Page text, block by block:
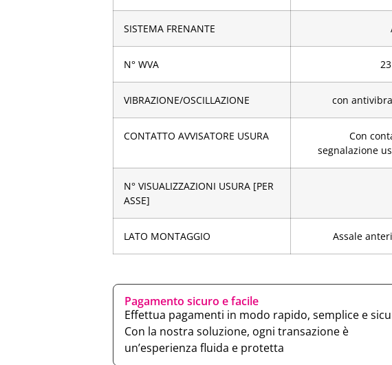
SISTEMA FRENANTE
N° WVA
VIBRAZIONE/OSCILLAZIONE con
CONTATTO AVVISATORE USURA
Con
segnalazione
N° VISUALIZZAZIONI USURA [PER
ASSE]
LATO MONTAGGIO Assale
Pagamento sicuro e facile
Effettua pagamenti in modo rapido, semplice e
Con la nostra soluzione, ogni transazione è
un’esperienza fluida e protetta